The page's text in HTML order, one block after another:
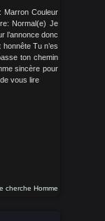
Marron Couleur
Normal(e) Je
l’annonce donc
Tu n’es
ton chemin
sincère pour
vous lire
cherche Homme